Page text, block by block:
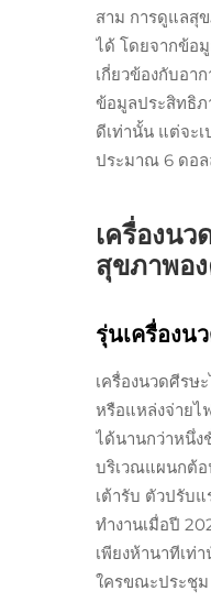
สาม การดูแลสุ
ได้ โดยจากข้อ
เกี่ยวข้องกับอา
ข้อมูลประสิทธิภ
ดีเท่านั้น แต่จะ
ประมาณ 6 ดอล
เครื่องน
สุขภาพอ
รุ่นเครื่องน
เครื่องนวดศีรษ
หรือแหล่งจ่ายไ
ได้นานกว่าหนึ่ง
บริเวณแผนกต้อ
เต้ารับ ตัวปรับ
ทำงานเมื่อปี
เพียงห้านาทีเท่
ใครขณะประชุ